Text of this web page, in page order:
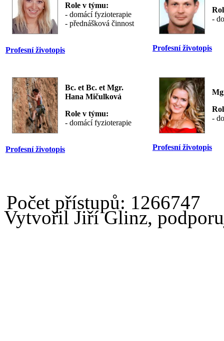
Role v týmu:
- domácí fyzioterapie
- přednášková činnost
Profesní životopis
-
Profesní životopis
Bc. et Bc. et Mgr.
Hana Mičulková
Role v týmu:
- domácí fyzioterapie
Profesní životopis
-
Profesní životopis
Počet přístupů: 1266747
Vytvořil Jiří Glinz,